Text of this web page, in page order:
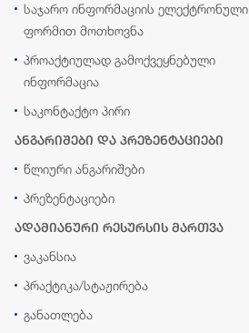
საჯარო ინფორმაციის ელექტრონული
ფორმით მოთხოვნა
პროაქტიულად გამოქვეყნებული
ინფორმაცია
საკონტაქტო პირი
ანგარიშები და პრეზენტაციები
წლიური ანგარიშები
პრეზენტაციები
ადამიანური რესურსის მართვა
ვაკანსია
პრაქტიკა/სტაჟირება
განათლება